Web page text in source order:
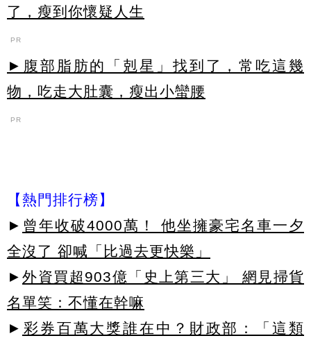
了，瘦到你懷疑人生
PR
►腹部脂肪的「剋星」找到了，常吃這幾
物，吃走大肚囊，瘦出小蠻腰
PR
【熱門排行榜】
► 曾年收破4000萬！ 他坐擁豪宅名車一夕
全沒了 卻喊「比過去更快樂」
► 外資買超903億「史上第三大」 網見掃貨
名單笑：不懂在幹嘛
► 彩券百萬大獎誰在中？財政部：「這類